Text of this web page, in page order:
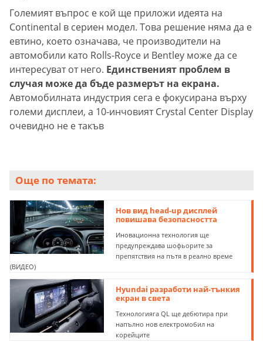
Големият въпрос е кой ще приложи идеята на
Continental в сериен модел. Това решение няма да е
евтино, което означава, че производители на
автомобили като Rolls-Royce и Bentley може да се
интересуват от него. Единственият проблем в
случая може да бъде размерът на екрана.
Автомобилната индустрия сега е фокусирана върху
големи дисплеи, а 10-инчовият Crystal Center Display
очевидно не е такъв
Още по темата:
Нов вид head-up дисплей
повишава безопасността
Иновационна технология ще
предупреждава шофьорите за
препятствия на пътя в реално време
(ВИДЕО)
Hyundai разработи най-тънкия
екран в света
Технологияга QL ще дебютира при
напълно нов електромобил на
корейците